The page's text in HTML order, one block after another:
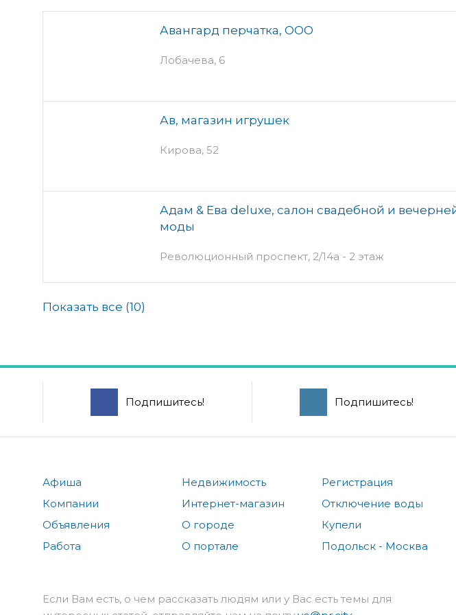
Авангард перчатка, ООО
Лобачева, 6
Ав, магазин игрушек
Кирова, 52
Адам & Ева deluxe, салон свадебной и
моды
Революционный проспект, 2/14а - 2 этаж
Показать все (10)
Подпишитесь! Подпишитесь!
Афиша
Компании
Объявления
Работа
Недвижимость
Интернет-магазин
О городе
О портале
Регистрация
Отключение воды
Купели
Подольск - Москва
Если Вам есть, о чем рассказать людям или у Вас есть темы для